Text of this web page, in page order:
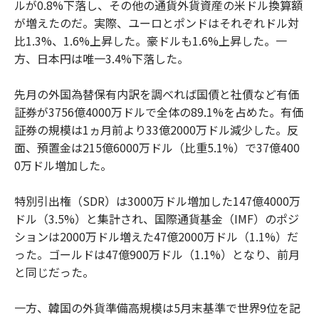
ルが0.8%下落し、その他の通貨外貨資産の米ドル換算額
が増えたのだ。実際、ユーロとポンドはそれぞれドル対
比1.3%、1.6%上昇した。豪ドルも1.6%上昇した。一
方、日本円は唯一3.4%下落した。
先月の外国為替保有内訳を調べれば国債と社債など有価
証券が3756億4000万ドルで全体の89.1%を占めた。有価
証券の規模は1ヵ月前より33億2000万ドル減少した。反
面、預置金は215億6000万ドル（比重5.1%）で37億400
0万ドル増加した。
特別引出権（SDR）は3000万ドル増加した147億4000万
ドル（3.5%）と集計され、国際通貨基金（IMF）のポジ
ションは2000万ドル増えた47億2000万ドル（1.1%）だ
った。ゴールドは47億900万ドル（1.1%）となり、前月
と同じだった。
一方、韓国の外貨準備高規模は5月末基準で世界9位を記